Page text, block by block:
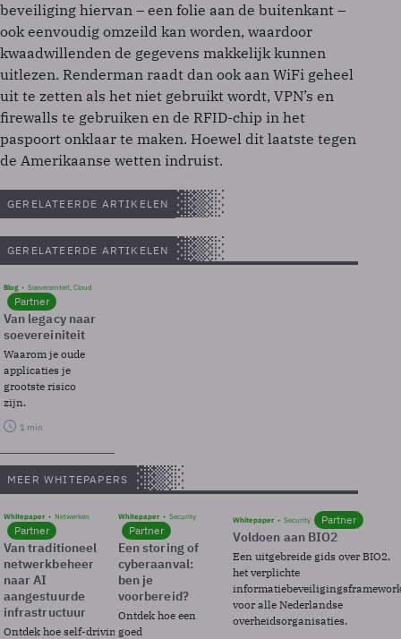
beveiliging hiervan – een folie aan de buitenkant –
ook eenvoudig omzeild kan worden, waardoor
kwaadwillenden de gegevens makkelijk kunnen
uitlezen. Renderman raadt dan ook aan WiFi geheel
uit te zetten als het niet gebruikt wordt, VPN’s en
firewalls te gebruiken en de RFID-chip in het
paspoort onklaar te maken. Hoewel dit laatste tegen
de Amerikaanse wetten indruist.
GERELATEERDE ARTIKELEN
GERELATEERDE ARTIKELEN
Blog Soevereinteit, Cloud
Partner
Van legacy naar
soevereiniteit
Waarom je oude
applicaties je
grootste risico
zijn.
1 min
MEER WHITEPAPERS
Whitepaper Netwerken
Partner
Van traditioneel
netwerkbeheer
naar AI
aangestuurde
infrastructuur
Ontdek hoe self-driving
Whitepaper Security
Partner
Een storing of
cyberaanval:
ben je
voorbereid?
Ontdek hoe een
goed
Whitepaper Security Partner
Voldoen aan BIO2
Een uitgebreide gids over BIO2,
het verplichte
voor alle Nederlandse
overheidsorganisaties.